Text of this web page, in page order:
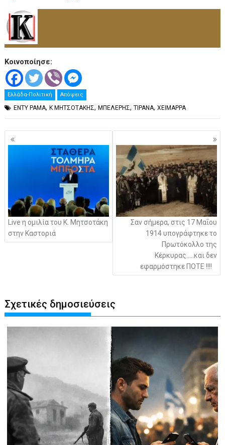
Κοινοποίησε:
Ελλάδα-Πολιτική Απόψεις
ΕΝΤΥ ΡΑΜΑ,Κ ΜΗΤΣΟΤΑΚΗΣ,ΜΠΕΛΕΡΗΣ,ΤΙΡΑΝΑ,ΧΕΙΜΑΡΡΑ
Πλοήγηση
άρθρων
Live η ομιλία του Κ. Μητσοτάκη
στην Καστοριά
Σαν σήμερα, στις 17 Μαΐου
1914 υπογράφτηκε το
Πρωτόκολλο της
Κέρκυρας…..και δεν
εφαρμόστηκε ΠΟΤΕ !!!!
Σχετικές δημοσιεύσεις